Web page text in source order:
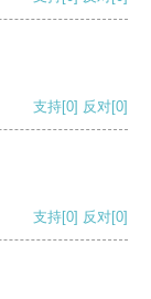
支持[0] 反对[0]
支持[0] 反对[0]